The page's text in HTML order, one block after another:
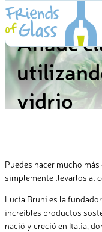
Skip
to
content
BLOG
Añade
vidrio
Puedes hacer mucho
simplemente llevarlos al
Lucía Bruni es la
increíbles productos
nació y creció en Italia,